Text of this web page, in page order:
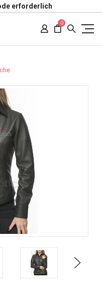
erforderlich
0
Next